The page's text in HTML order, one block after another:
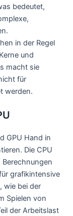
bedeutet,
in der Regel
und
macht sie
für
werden.
GPU Hand in
Die CPU
grafikintensive
wie bei der
Spielen von
der Arbeitslast